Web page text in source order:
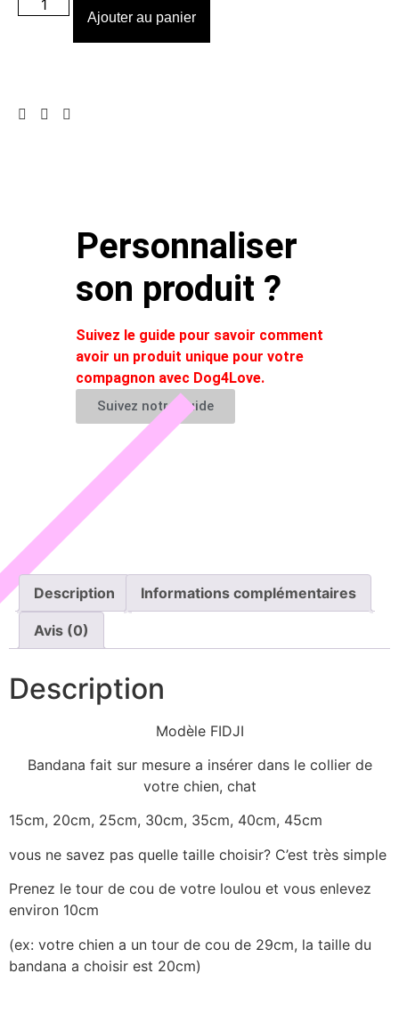
Ajouter au panier
Personnaliser
son produit ?
Suivez le guide pour savoir comment
avoir un produit unique pour votre
compagnon avec Dog4Love.
Suivez notre guide
Description Informations complémentaires
Avis (0)
Description
Modèle FIDJI
Bandana fait sur mesure a insérer dans le collier de
votre chien, chat
15cm, 20cm, 25cm, 30cm, 35cm, 40cm, 45cm
vous ne savez pas quelle taille choisir? C’est très simple
Prenez le tour de cou de votre loulou et vous enlevez
environ 10cm
(ex: votre chien a un tour de cou de 29cm, la taille du
bandana a choisir est 20cm)